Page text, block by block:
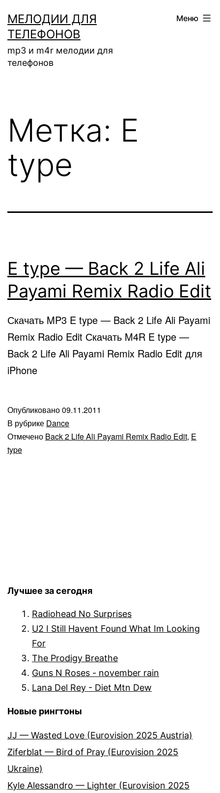
содержимому
МЕЛОДИИ ДЛЯ
ТЕЛЕФОНОВ
mp3 и m4r мелодии для
телефонов
Меню
Метка: E
type
E type — Back 2 Life Ali
Payami Remix Radio Edit
Скачать MP3 E type — Back 2 Life Ali Payami
Remix Radio Edit Скачать M4R E type —
Back 2 Life Ali Payami Remix Radio Edit для
iPhone
Опубликовано09.11.2011
В рубрике Dance
Отмечено Back 2 Life Ali Payami Remix Radio Edit, E
type
Лучшее за сегодня
Radiohead No Surprises
U2 I Still Havent Found What Im Looking
For
The Prodigy Breathe
Guns N Roses - november rain
Lana Del Rey - Diet Mtn Dew
Новые рингтоны
JJ — Wasted Love (Eurovision 2025 Austria)
Ziferblat — Bird of Pray (Eurovision 2025
Ukraine)
Kyle Alessandro — Lighter (Eurovision 2025